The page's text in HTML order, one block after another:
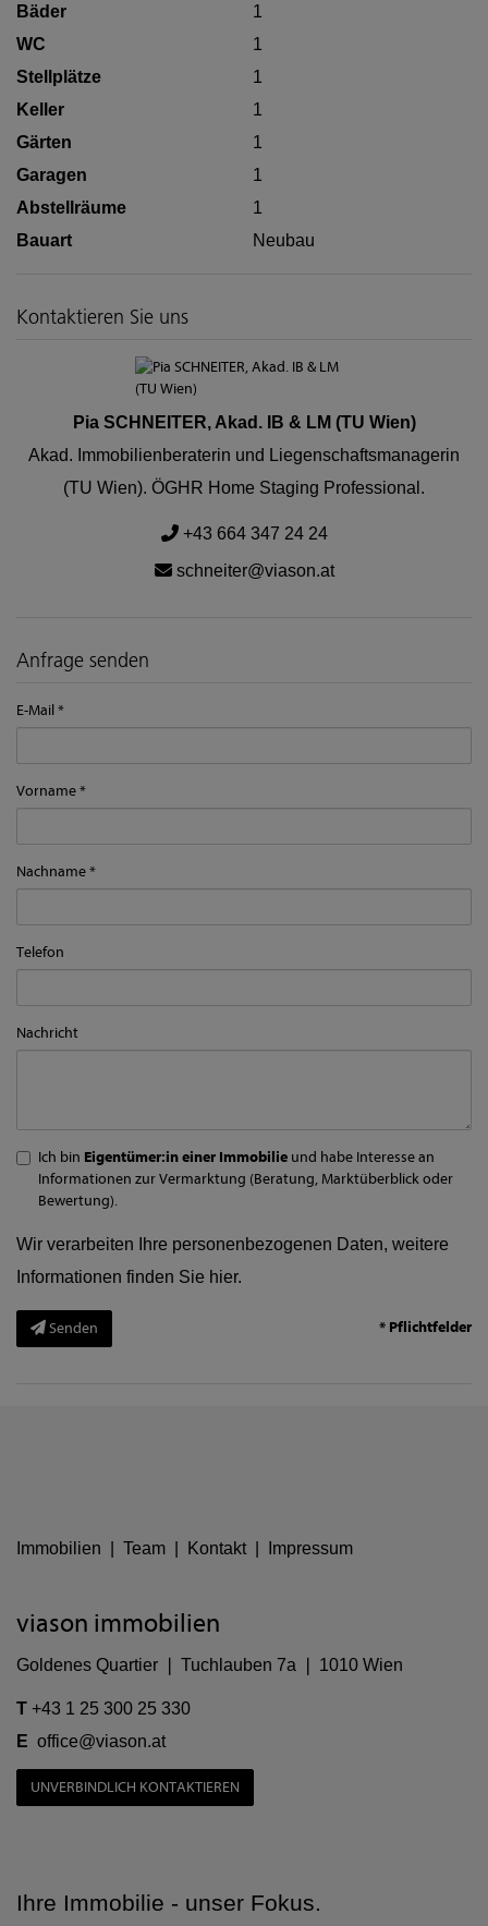
Bäder
1
WC
1
Stellplätze
1
Keller
1
Gärten
1
Garagen
1
Abstellräume
1
Bauart
Neubau
Kontaktieren Sie uns
Pia SCHNEITER, Akad. IB & LM (TU Wien)
Akad. Immobilienberaterin und Liegenschaftsmanagerin
(TU Wien). ÖGHR Home Staging Professional.
+43 664 347 24 24
schneiter@viason.at
Anfrage senden
E-Mail
Vorname
Nachname
Telefon
Nachricht
Ich bin Eigentümer:in einer Immobilie und habe Interesse an
Informationen zur Vermarktung (Beratung, Marktüberblick oder
Bewertung).
Wir verarbeiten Ihre personenbezogenen Daten, weitere
Informationen finden Sie hier.
Senden * Pflichtfelder
Immobilien Team Kontakt Impressum
viason immobilien
Goldenes Quartier ❘ Tuchlauben 7a ❘ 1010 Wien
T +43 1 25 300 25 330
E office@viason.at
UNVERBINDLICH KONTAKTIEREN
Ihre Immobilie - unser Fokus.